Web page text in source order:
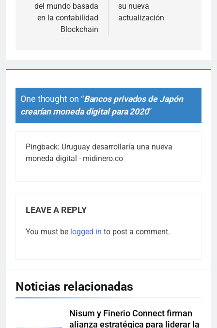
del mundo basada
en la contabilidad
Blockchain
su nueva
actualización
One thought on “Bancos privados de Japón
crearían moneda digital para 2020”
Pingback: Uruguay desarrollaría una nueva
moneda digital - midinero.co
LEAVE A REPLY
You must be logged in to post a comment.
Noticias relacionadas
Nisum y Finerio Connect firman
alianza estratégica para liderar la